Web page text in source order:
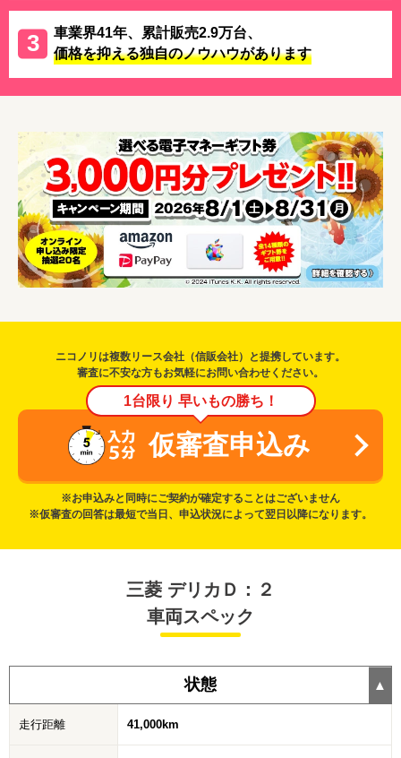
車業界41年、累計販売2.9万台、
価格を抑える独自のノウハウがあります
ニコノリは複数リース会社（信販会社）と提携しています。
審査に不安な方もお気軽にお問い合わせください。
1台限り 早いもの勝ち！
仮審査申込み
※お申込みと同時にご契約が確定することはございません
※仮審査の回答は最短で当日、申込状況によって翌日以降になります。
三菱 デリカＤ：２
車両スペック
状態
走行距離 41,000km